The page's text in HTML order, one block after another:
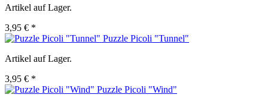
Artikel auf Lager.
3,95 € *
Puzzle Picoli "Tunnel"
Artikel auf Lager.
3,95 € *
Puzzle Picoli "Wind"